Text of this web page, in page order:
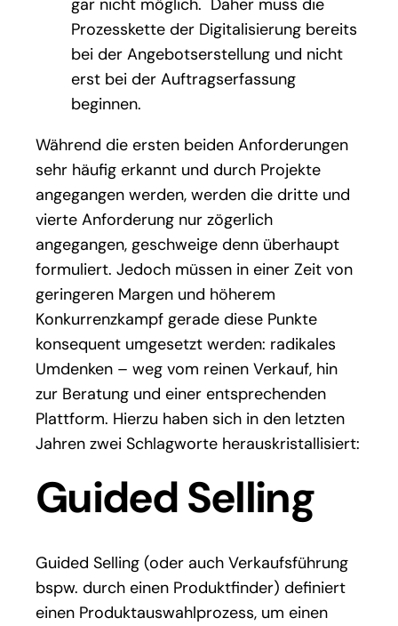
gar nicht möglich. Daher muss die
Prozesskette der Digitalisierung bereits
bei der Angebotserstellung und nicht
erst bei der Auftragserfassung
beginnen.
Während die ersten beiden Anforderungen
sehr häufig erkannt und durch Projekte
angegangen werden, werden die dritte und
vierte Anforderung nur zögerlich
angegangen, geschweige denn überhaupt
formuliert. Jedoch müssen in einer Zeit von
geringeren Margen und höherem
Konkurrenzkampf gerade diese Punkte
konsequent umgesetzt werden: radikales
Umdenken – weg vom reinen Verkauf, hin
zur Beratung und einer entsprechenden
Plattform. Hierzu haben sich in den letzten
Jahren zwei Schlagworte herauskristallisiert:
Guided Selling
Guided Selling (oder auch Verkaufsführung
bspw. durch einen Produktfinder) definiert
einen Produktauswahlprozess, um einen